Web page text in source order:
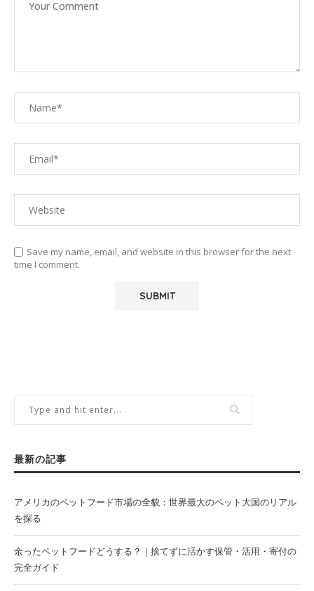
Save my name, email, and website in this browser for the next
time I comment.
最新の記事
アメリカのペットフード市場の全貌：世界最大のペット大国のリアル
を探る
余ったペットフードどうする？｜捨てずに活かす保管・活用・寄付の
完全ガイド